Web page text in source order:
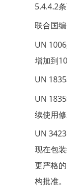
5.4.4.2
联合国
UN
增加到
UN
UN
续使用
UN
现在包
更严格
构批准。